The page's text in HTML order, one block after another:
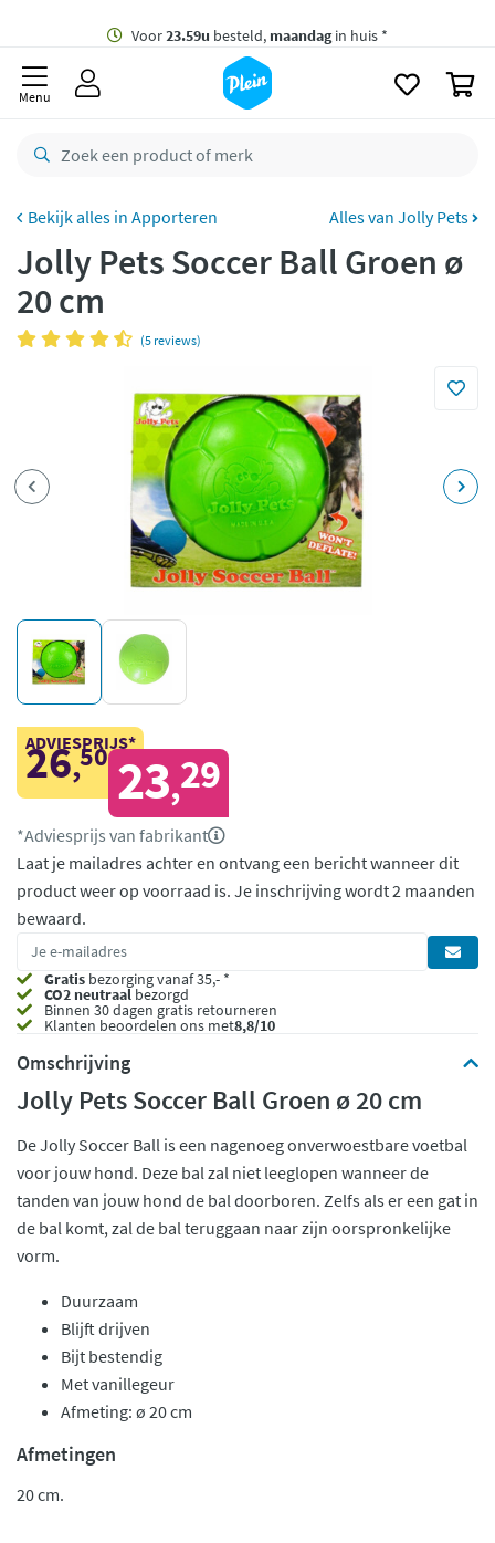
besteld,maandag
retourneren
Betaal met Klarna
Menu
Apporteren Alles van Jolly Pets
Jolly Pets Soccer Ball Groen ø
20 cm
(5 reviews)
ADVIESPRIJS*
26,50 23,29
*Adviesprijs van fabrikant
Laat je mailadres achter en ontvang een bericht wanneer dit
product weer op voorraad is. Je inschrijving wordt 2 maanden
bewaard.
Gratis bezorging vanaf 35,- *
CO2 neutraalbezorgd
Binnen 30 dagen gratis retourneren
Klanten beoordelen ons met8,8/10
Omschrijving
Jolly Pets Soccer Ball Groen ø 20 cm
De Jolly Soccer Ball is een nagenoeg onverwoestbare voetbal
voor jouw hond. Deze bal zal niet leeglopen wanneer de
tanden van jouw hond de bal doorboren. Zelfs als er een gat in
de bal komt, zal de bal teruggaan naar zijn oorspronkelijke
vorm.
Duurzaam
Blijft drijven
Bijt bestendig
Met vanillegeur
Afmeting: ø 20 cm
Afmetingen
20 cm.